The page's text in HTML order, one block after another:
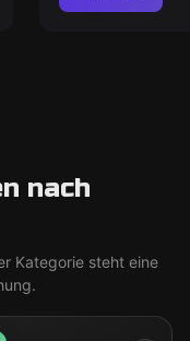
nach
Kategorie steht eine